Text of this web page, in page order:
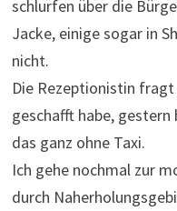
schlurfen über die
Jacke, einige sogar in
nicht.
Die Rezeptionistin
geschafft habe, gestern
das ganz ohne Taxi.
Ich gehe nochmal zur
durch